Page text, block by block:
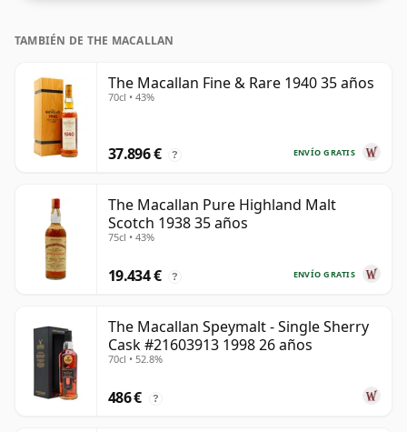
TAMBIÉN DE THE MACALLAN
The Macallan Fine & Rare 1940 35 años
70cl • 43%
ENVÍO GRATIS
37.896 € ?
The Macallan Pure Highland Malt
Scotch 1938 35 años
75cl • 43%
ENVÍO GRATIS
19.434 € ?
The Macallan Speymalt - Single Sherry
Cask #21603913 1998 26 años
70cl • 52.8%
486 € ?